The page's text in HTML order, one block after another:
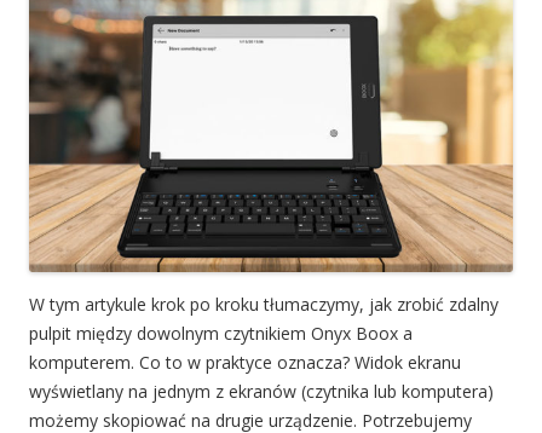
W tym artykule krok po kroku tłumaczymy, jak zrobić zdalny
pulpit między dowolnym czytnikiem Onyx Boox a
komputerem. Co to w praktyce oznacza? Widok ekranu
wyświetlany na jednym z ekranów (czytnika lub komputera)
możemy skopiować na drugie urządzenie. Potrzebujemy